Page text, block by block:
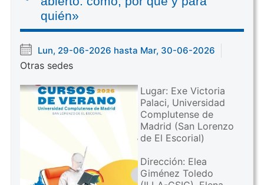
quién»
Lun, 29-06-2026 hasta Mar, 30-06-2026
Otras sedes
Lugar: Exe Victoria
Palaci, Universidad
Complutense de
Madrid (San Lorenzo
de El Escorial)
Dirección: Elea
Giménez Toledo